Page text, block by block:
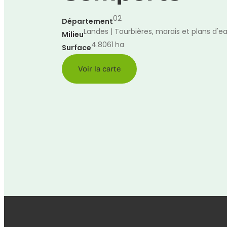
Département02
MilieuLandes | Tourbières, marais et plans
Surface4.8061 ha
Voir la carte